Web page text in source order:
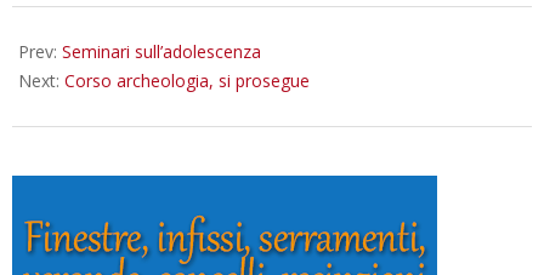
Prev: Seminari sull’adolescenza
Next: Corso archeologia, si prosegue